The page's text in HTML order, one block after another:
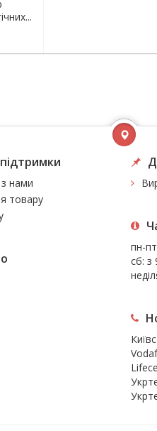
з нами
товару
пн-
сб: з